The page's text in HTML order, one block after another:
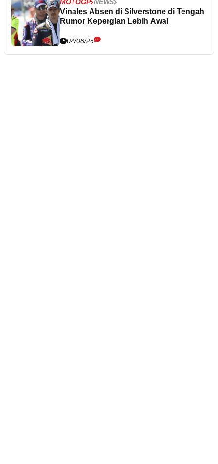
MOTOGP NEWS
Vinales Absen di Silverstone di Tengah
Rumor Kepergian Lebih Awal
04/08/26